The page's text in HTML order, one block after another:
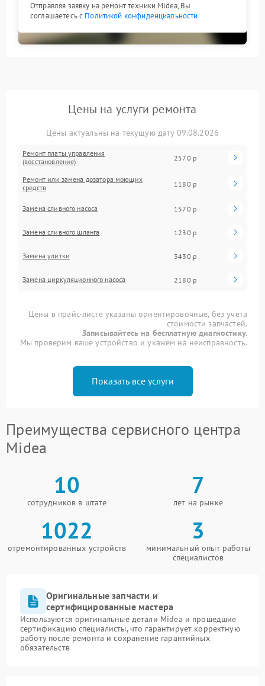
Отправляя заявку на ремонт техники Midea, Вы
соглашаетесь с Политикой конфиденциальности
Цены на услуги ремонта
Цены актуальны на текущую дату 09.08.2026
Ремонт платы управления
(восстановление)
2570 р
Ремонт или замена дозатора моющих
средств
1180 р
Замена сливного насоса 1570 р
Замена сливного шланга 1230 р
Замена улитки 3430 р
Замена циркуляционного насоса 2180 р
Цены в прайс-листе указаны ориентировочные, без учета
стоимости запчастей.
Записывайтесь на бесплатную диагностику.
Мы проверим ваше устройство и укажем на неисправность.
Показать все услуги
Преимущества сервисного центра
Midea
10
сотрудников в штате
7
лет на рынке
1022
отремонтированных устройств
3
минимальный опыт работы
специалистов
Оригинальные запчасти и
сертифицированные мастера
Используются оригинальные детали Midea и прошедшие
сертификацию специалисты, что гарантирует корректную
работу после ремонта и сохранение гарантийных
обязательств